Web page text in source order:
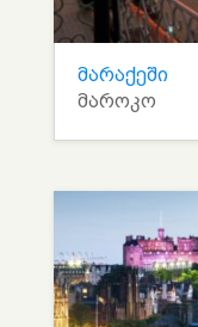
მარაქეში
მაროკო